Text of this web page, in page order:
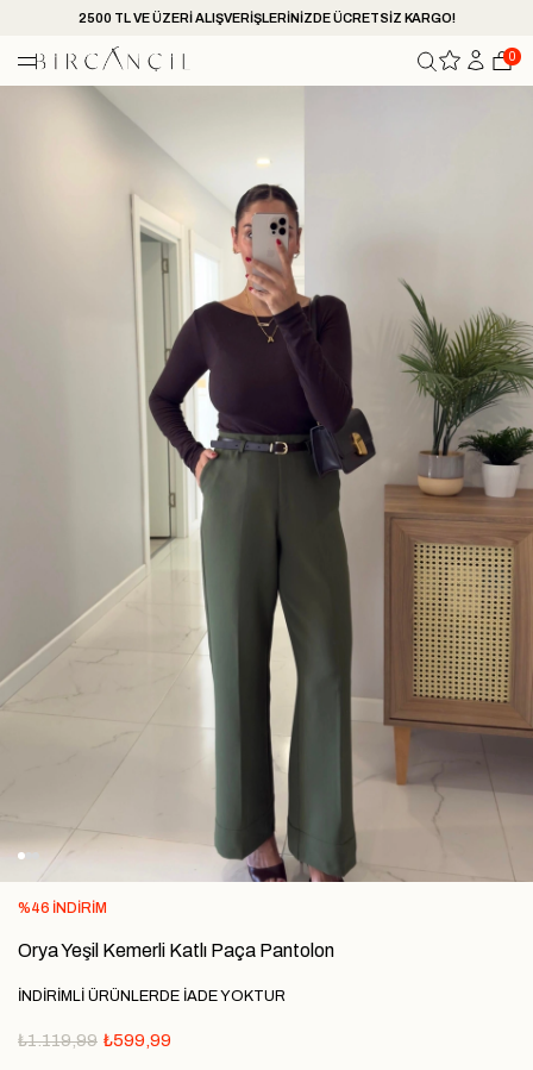
2500 TL VE ÜZERİ ALIŞVERİŞLERİNİZDE ÜCRETSİZ KARGO!
0
%46 İNDIRIM
Orya Yeşil Kemerli Katlı Paça Pantolon
İNDİRİMLİ ÜRÜNLERDE İADE YOKTUR
₺1.119,99 ₺599,99